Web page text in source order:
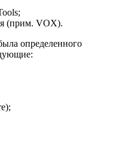
(прим. VOX).
определенного